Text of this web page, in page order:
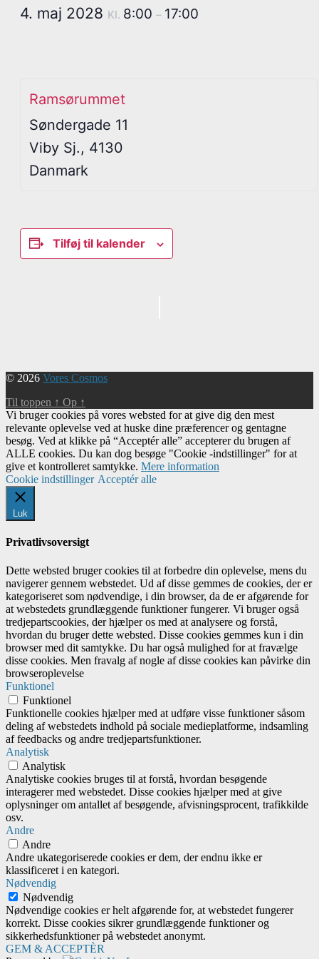
4. maj 2028 Kl. 8:00 – 17:00
Ramsørummet
Søndergade 11
Viby Sj., 4130
Danmark
Tilføj til kalender
© 2026 Vores Cosmos
Til toppen ↑ Op ↑
Vi bruger cookies på vores websted for at give dig den mest
relevante oplevelse ved at huske dine præferencer og gentagne
besøg. Ved at klikke på “Acceptér alle” accepterer du brugen af ​​
ALLE cookies. Du kan dog besøge "Cookie -indstillinger" for at
give et kontrolleret samtykke. Mere information
Cookie indstillinger Acceptér alle
Luk
Privatlivsoversigt
Dette websted bruger cookies til at forbedre din oplevelse, mens du
navigerer gennem webstedet. Ud af disse gemmes de cookies, der er
kategoriseret som nødvendige, i din browser, da de er afgørende for
at webstedets grundlæggende funktioner fungerer. Vi bruger også
tredjepartscookies, der hjælper os med at analysere og forstå,
hvordan du bruger dette websted. Disse cookies gemmes kun i din
browser med dit samtykke. Du har også mulighed for at fravælge
disse cookies. Men fravalg af nogle af disse cookies kan påvirke din
browseroplevelse
Funktionel
Funktionel
Funktionelle cookies hjælper med at udføre visse funktioner såsom
deling af webstedets indhold på sociale medieplatforme, indsamling
af feedbacks og andre tredjepartsfunktioner.
Analytisk
Analytisk
Analytiske cookies bruges til at forstå, hvordan besøgende
interagerer med webstedet. Disse cookies hjælper med at give
oplysninger om antallet af besøgende, afvisningsprocent, trafikkilde
osv.
Andre
Andre
Andre ukategoriserede cookies er dem, der endnu ikke er
klassificeret i en kategori.
Nødvendig
Nødvendig
Nødvendige cookies er helt afgørende for, at webstedet fungerer
korrekt. Disse cookies sikrer grundlæggende funktioner og
sikkerhedsfunktioner på webstedet anonymt.
GEM & ACCEPTÈR